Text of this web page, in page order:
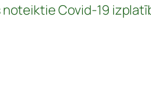
noteiktie Covid-19